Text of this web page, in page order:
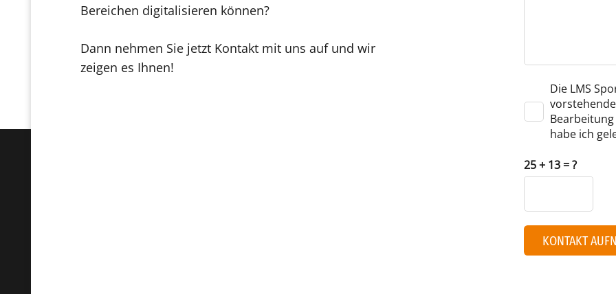
Bereichen digitalisieren können?
Dann nehmen Sie jetzt Kontakt mit uns auf und wir
zeigen es Ihnen!
Die LMS
habe ich
25 + 13 = ?
KONTAKT